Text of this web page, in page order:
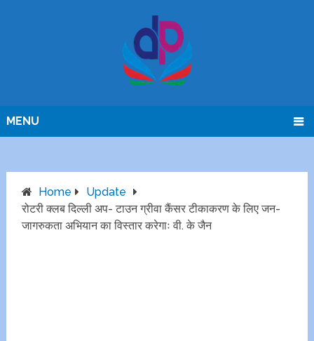
MENU
Home
Update
रोटरी क्लब दिल्ली अप- टाउन ग्रीवा कैंसर टीकाकरण के लिए जन-
जागरुकता अभियान का विस्तार करेगाः वी. के जैन